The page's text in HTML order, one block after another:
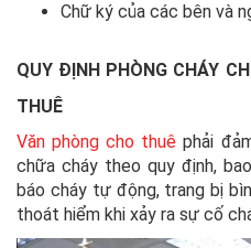
Chữ ký của các bên và
QUY ĐỊNH PHÒNG CHÁY
THUÊ
Văn phòng cho thuê phải
chữa cháy theo quy định,
báo cháy tự động, trang bị
thoát hiểm khi xảy ra sự cố